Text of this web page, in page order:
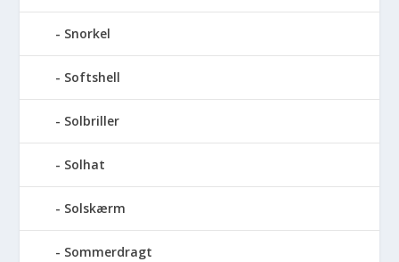
Snorkel
Softshell
Solbriller
Solhat
Solskærm
Sommerdragt